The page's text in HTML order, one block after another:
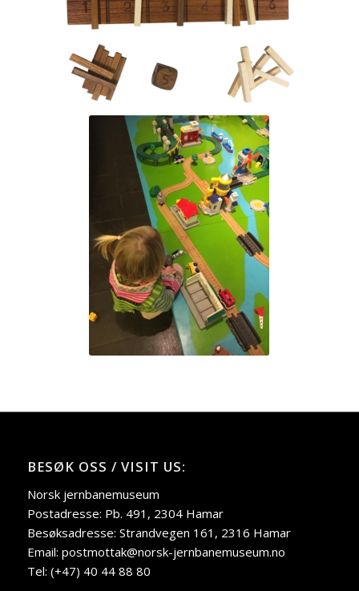
BESØK OSS / VISIT US:
Norsk jernbanemuseum
Postadresse: Pb. 491, 2304 Hamar
Besøksadresse: Strandvegen 161, 2316 Hamar
Email: postmottak@norsk-jernbanemuseum.no
Tel: (+47) 40 44 88 80